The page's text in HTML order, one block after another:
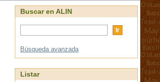
Buscar en ALIN
Búsqueda avanzada
Listar